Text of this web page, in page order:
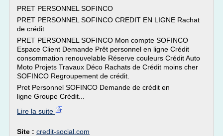
PRET PERSONNEL SOFINCO
PRET PERSONNEL SOFINCO CREDIT EN LIGNE Rachat
de crédit
PRET PERSONNEL SOFINCO Mon compte SOFINCO
Espace Client Demande Prêt personnel en ligne Crédit
consommation renouvelable Réserve couleurs Crédit Auto
Moto Projets Travaux Déco Rachats de Crédit moins cher
SOFINCO Regroupement de crédit.
Pret Personnel SOFINCO Demande de crédit en
ligne Groupe Crédit...
Lire la suite
Site : credit-social.com